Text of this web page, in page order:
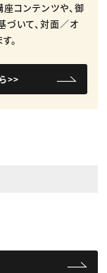
コンテンツや、御
づいて、対面／オ
。
>>